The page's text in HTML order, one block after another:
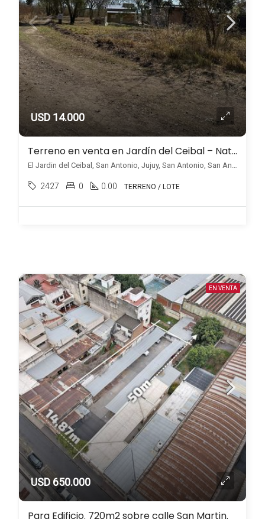
USD 14.000
Terreno en venta en Jardín del Ceibal – Naturaleza y vistas únicas
El Jardin del Ceibal, San Antonio, Jujuy, San Antonio, San Antonio
2427 0 0.00 TERRENO / LOTE
EN VENTA
USD 650.000
Para Edificio. 720m2 sobre calle San Martin.